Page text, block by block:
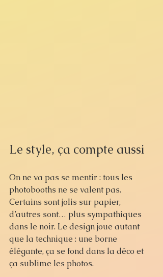
Le style, ça compte aussi
On ne va pas se mentir : tous les
photobooths ne se valent pas.
Certains sont jolis sur papier,
d’autres sont… plus sympathiques
dans le noir. Le design joue autant
que la technique : une borne
élégante, ça se fond dans la déco et
ça sublime les photos.